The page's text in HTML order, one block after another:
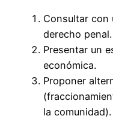
Consultar con
derecho penal.
Presentar un
económica.
Proponer
la comunidad).